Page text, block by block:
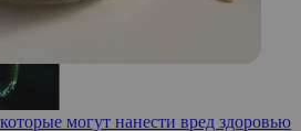
могут нанести вред здоровью